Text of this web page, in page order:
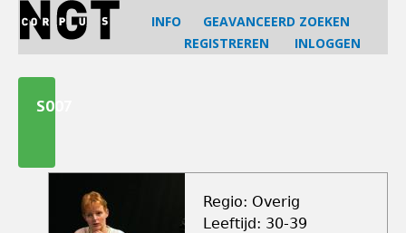
Jump
navigation
INFO
GEAVANCEERD ZOEKEN
REGISTREREN
INLOGGEN
topS007
Regio: Overig
Leeftijd: 30-39